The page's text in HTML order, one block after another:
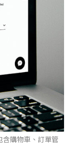
購物車、訂單管